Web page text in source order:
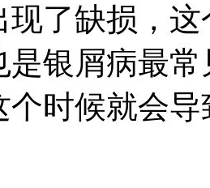
现了缺损，
是银屑病最
个时候就会